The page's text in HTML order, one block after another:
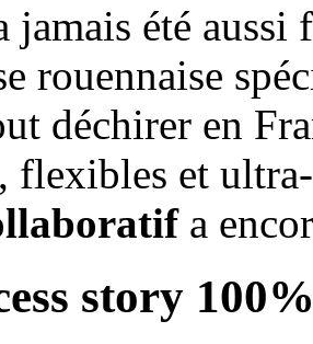
jamais été
rouennaise
déchirer en
flexibles et
a
story